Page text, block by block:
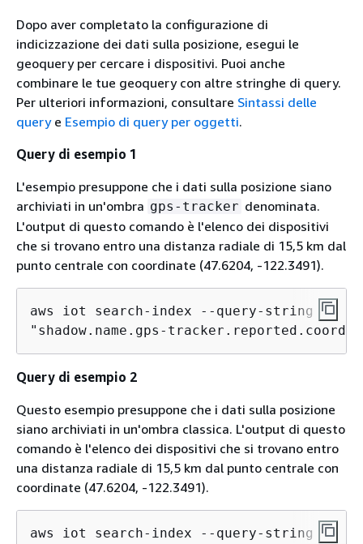
Dopo aver completato la configurazione di
indicizzazione dei dati sulla posizione, esegui le
geoquery per cercare i dispositivi. Puoi anche
combinare le tue geoquery con altre stringhe di query.
Per ulteriori informazioni, consultare Sintassi delle
querye Esempio di query per oggetti.
Query di esempio 1
L'esempio presuppone che i dati sulla posizione siano
archiviati in un'ombra gps-tracker denominata.
L'output di questo comando è l'elenco dei dispositivi
che si trovano entro una distanza radiale di 15,5 km dal
punto centrale con coordinate (47.6204, -122.3491).
aws iot search-index --query-string \
"shadow.name.gps-
Query di esempio 2
Questo esempio presuppone che i dati sulla posizione
siano archiviati in un'ombra classica. L'output di questo
comando è l'elenco dei dispositivi che si trovano entro
una distanza radiale di 15,5 km dal punto centrale con
coordinate (47.6204, -122.3491).
aws iot search-index --query-string \